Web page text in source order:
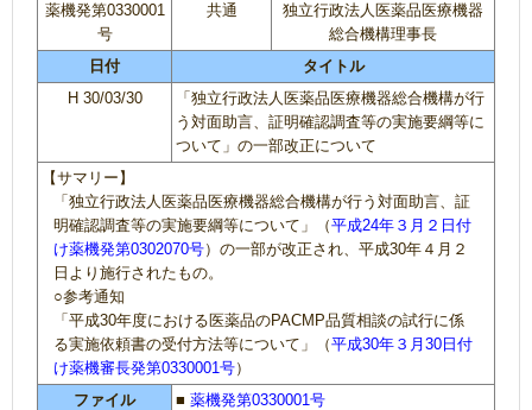
薬機発第0330001
号
共通
独立行政法人医薬品医療機器
総合機構理事長
日付
タイトル
H 30/03/30
「独立行政法人医薬品医療機器総合機構が行
う対面助言、証明確認調査等の実施要綱等に
ついて」の一部改正について
【サマリー】
「独立行政法人医薬品医療機器総合機構が行う対面助言、証
明確認調査等の実施要綱等について」（平成24年３月２日付
け薬機発第0302070号）の一部が改正され、平成30年４月２
日より施行されたもの。
○参考通知
「平成30年度における医薬品のPACMP品質相談の試行に係
る実施依頼書の受付方法等について」（平成30年３月30日付
け薬機審長発第0330001号）
ファイル
■ 薬機発第0330001号